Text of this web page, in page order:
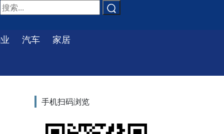
汽车 家居
手机扫码浏览